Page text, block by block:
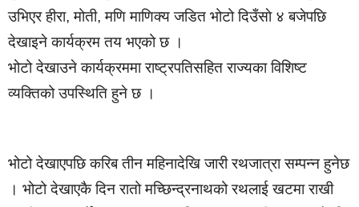
उभिएर हीरा, मोती, मणि माणिक्य जडित भोटो दिउँसाे ४ बजेपछि
देखाइने कार्यक्रम तय भएको छ ।
भोटो देखाउने कार्यक्रममा राष्ट्रपतिसहित राज्यका विशिष्ट
व्यक्तिको उपस्थिति हुने छ ।
भोटो देखाएपछि करिब तीन महिनादेखि जारी रथजात्रा सम्पन्न हुनेछ
। भोटो देखाएकै दिन रातो मच्छिन्द्रनाथको रथलाई खटमा राखी